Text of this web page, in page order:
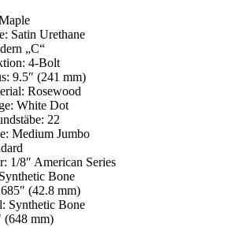
Satin Urethane
„C“
4-Bolt
9.5″ (241 mm)
Rosewood
White Dot
22
Medium Jumbo
1/8″ American Series
Bone
(42.8 mm)
Synthetic Bone
(648 mm)